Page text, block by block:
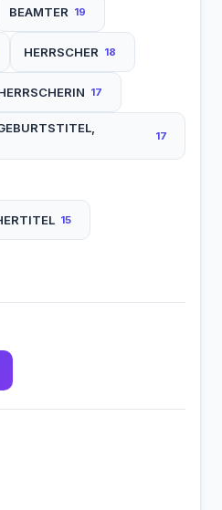
BEAMTER 19
HERRSCHER 18
17
17
15